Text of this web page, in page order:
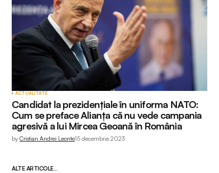
ACTUALITATE
Candidat la prezidențiale în uniforma NATO:
Cum se preface Alianța că nu vede campania
agresivă a lui Mircea Geoană în România
by Cristian Andrei Leonte15 decembrie 2023
ALTE ARTICOLE...